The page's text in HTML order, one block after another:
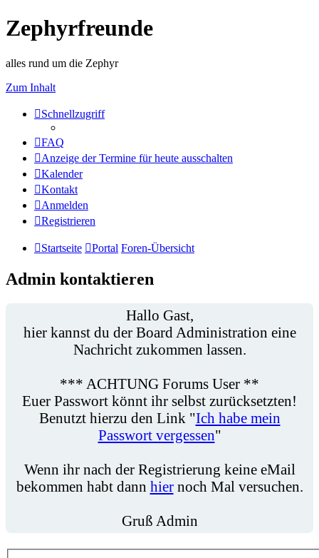
Zephyrfreunde
alles rund um die Zephyr
Zum Inhalt
Schnellzugriff
FAQ
Anzeige der Termine für heute ausschalten
Kalender
Kontakt
Anmelden
Registrieren
Startseite Portal Foren-Übersicht
Admin kontaktieren
Hallo Gast,
hier kannst du der Board Administration eine
Nachricht zukommen lassen.
*** ACHTUNG Forums User **
Euer Passwort könnt ihr selbst zurücksetzten!
Benutzt hierzu den Link "Ich habe mein
Passwort vergessen"
Wenn ihr nach der Registrierung keine eMail
bekommen habt dann hiernoch Mal versuchen.
Gruß Admin